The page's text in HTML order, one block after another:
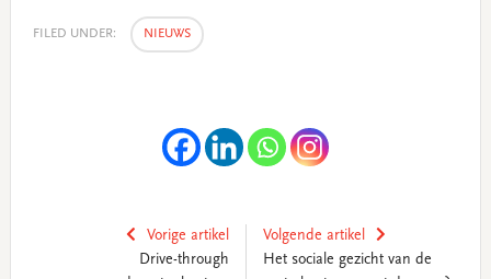
FILED UNDER: NIEUWS
Vorige artikel
Drive-through
Volgende artikel
Het sociale gezicht van de